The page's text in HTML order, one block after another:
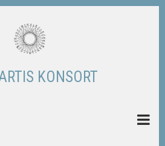
KONSORT